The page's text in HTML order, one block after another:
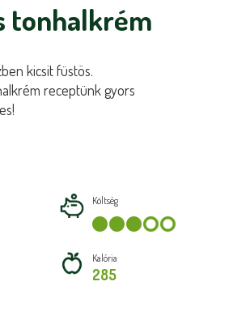
tonhalkrém
kicsit füstös.
receptünk gyors
Költség
Kalória
285